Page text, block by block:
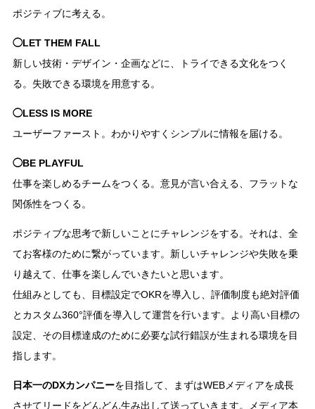
ポジティブに考える。
◯LET THEM FALL
新しい技術・デザイン・企画などに、トライできる文化をつく
る。失敗できる環境を用意する。
◯LESS IS MORE
ユーザーファースト。わかりやすくシンプルに情報を届ける。
◯BE PLAYFUL
仕事を楽しめるチームをつくる。意見が言い合える、フラットな
関係性をつくる。
ポジティブな思考で新しいことにチャレンジをする。それは、全
てお客様のために繋がっています。新しいチャレンジや失敗を乗
り越えて、仕事を楽しんでいきたいと思います。
仕組みとしても、目標設定でOKRを導入し、評価制度も絶対評価
とカスタム360°評価を導入して運営を行います。より高い目標の
設定、その目標達成のために必要な試行錯誤が生まれる環境を目
指します。
日本一のDXカンパニーを目指して、まずはWEBメディアを成長
させてリードをどんどん生み出して送っていきます。メディア本